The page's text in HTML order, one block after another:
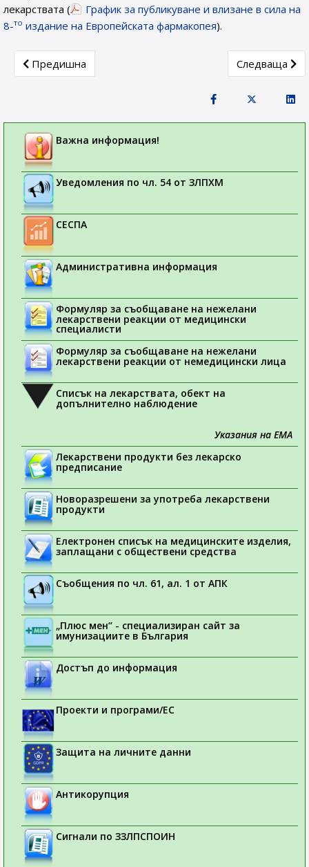
лекарствата (
График за публикуване и влизане в сила на
8-то издание на Европейската фармакопея).
Previous article: Електронна форма на заявления (eAF)
Предишна Next article:
Следваща
Важна информация!
Уведомления по чл. 54 от ЗЛПХМ
СЕСПА
Административна информация
Формуляр за съобщаване на нежелани
лекарствени реакции от медицински
специалисти
Формуляр за съобщаване на нежелани
лекарствени реакции от немедицински лица
Списък на лекарствата, обект на
допълнително наблюдение
Указания на ЕМА
Лекарствени продукти без лекарско
предписание
Новоразрешени за употреба лекарствени
продукти
Електронен списък на медицинските изделия,
заплащани с обществени средства
Съобщения по чл. 61, ал. 1 от АПК
„Плюс мен“ - специализиран сайт за
имунизациите в България
Достъп до информация
Проекти и програми/ЕС
Защита на личните данни
Антикорупция
Сигнали по ЗЗЛПСПОИН